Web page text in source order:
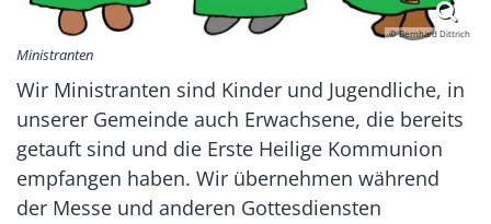
© Bernhard Dittrich
Ministranten
Wir Ministranten sind Kinder und Jugendliche, in
unserer Gemeinde auch Erwachsene, die bereits
getauft sind und die Erste Heilige Kommunion
empfangen haben. Wir übernehmen während
der Messe und anderen Gottesdiensten